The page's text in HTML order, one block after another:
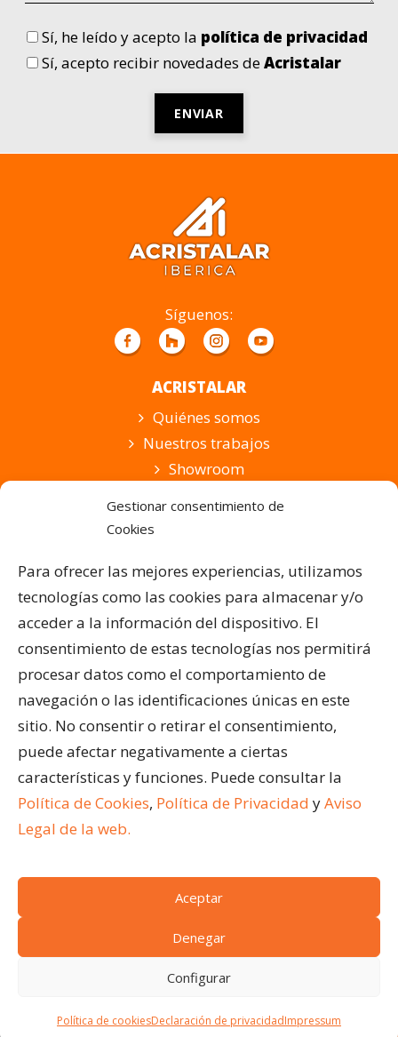
Gestionar consentimiento de
Cookies
Para ofrecer las mejores experiencias, utilizamos
tecnologías como las cookies para almacenar y/o
acceder a la información del dispositivo. El
consentimiento de estas tecnologías nos permitirá
procesar datos como el comportamiento de
navegación o las identificaciones únicas en este
sitio. No consentir o retirar el consentimiento,
puede afectar negativamente a ciertas
características y funciones. Puede consultar la
Política de Cookies, Política de Privacidad yAviso
Legal de la web.
Aceptar
Denegar
Configurar
Política de cookiesDeclaración de privacidadImpressum
¡Nosotros le asesoramos!
Sí, he leído y acepto la política de privacidad
Sí, acepto recibir novedades deAcristalar
Síguenos:
ACRISTALAR
Quiénes somos
Nuestros trabajos
Showroom
PRODUCTOS Y SERVICIOS
Pérgolas Bioclimáticas
Cortinas de Cristal
Cubiertas para Pisicinas
Acristalar Contract – Soluciones Profesionales
Horeca
¿Qué son los cerramientos abatibles para
terrazas?
Ventajas de acristalar la terraza de un restaurante
Cómo limpiar una pérgola bioclimática
Todos los derechos reservados
Política de cookies|Acceso a cookies|Política de
privacidad
Firmas Colaboradoras:Estarima